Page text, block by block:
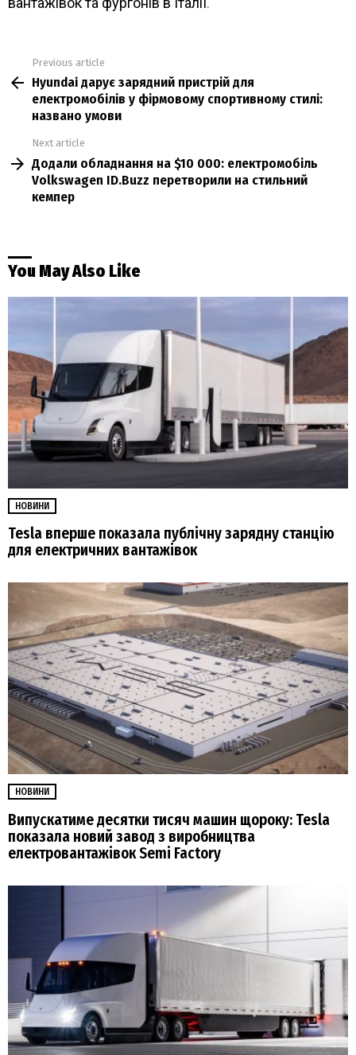
more
Previous article
Hyundai дарує зарядний пристрій для
електромобілів у фірмовому спортивному стилі:
названо умови
Next article
Додали обладнання на $10 000: електромобіль
Volkswagen ID.Buzz перетворили на стильний
кемпер
You May Also Like
НОВИНИ
Tesla вперше показала публічну зарядну станцію
для електричних вантажівок
НОВИНИ
Випускатиме десятки тисяч машин щороку: Tesla
показала новий завод з виробництва
електровантажівок Semi Factory